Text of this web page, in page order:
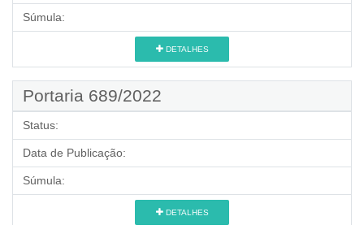
Súmula:
DETALHES
Portaria 689/2022
Status:
Data de Publicação:
Súmula:
DETALHES